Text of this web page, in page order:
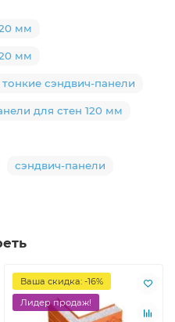
мм
мм
тонкие сэндвич-панели
для стен 120 мм
сэндвич-панели
Ваша скидка: -16%
Лидер продаж!